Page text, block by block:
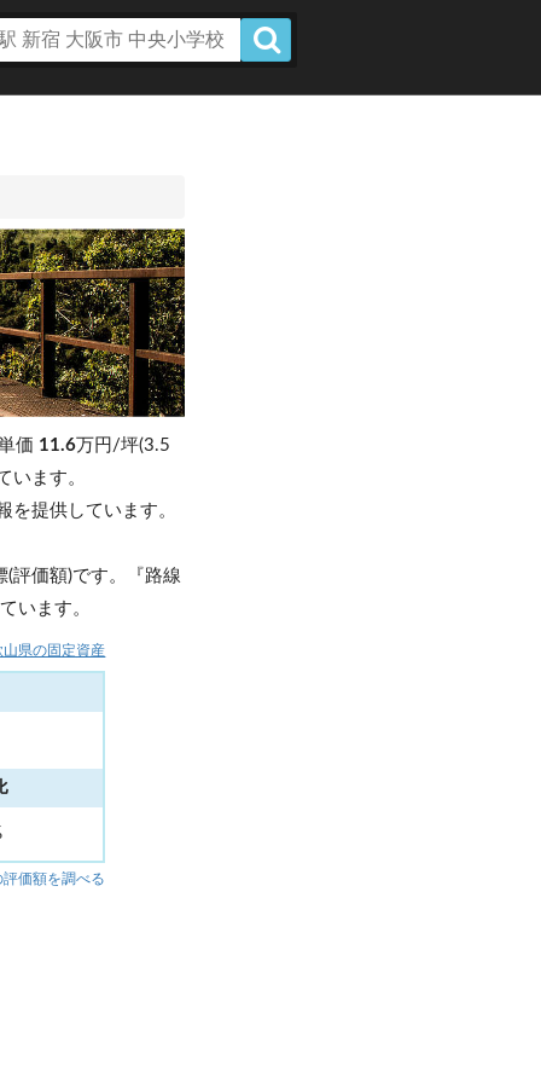
価 11.6万円/坪(3.5
います。
を提供しています。
評価額)です。『路線
います。
山県の固定資産
価額を調べる